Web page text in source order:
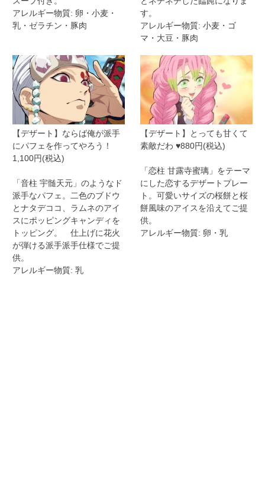
アレルギー物質: 卵・小麦・
乳・ゼラチン・豚肉
す。
アレルギー物質: 小麦・ゴ
マ・大豆・豚肉
【デザート】ならば俺が派手
にパフェを作ってやろう！
1,100円(税込)
「音柱 宇髄天元」のようなド
派手なパフェ。二色のブドウ
とナタデココ、ラムネのアイ
スにポッピングキャンディを
トッピング。 仕上げに花火
が弾ける派手派手仕様でご提
供。
アレルギー物質: 乳
【デザート】とっても甘くて
素敵だわ ♥880円(税込)
「恋柱 甘露寺蜜璃」をテーマ
にした恋するデザートプレー
ト。可愛いサイズの桜餅と桜
餅風味のアイスを沿えてご提
供。
アレルギー物質: 卵・乳